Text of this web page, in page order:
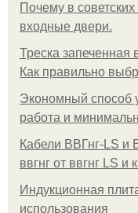
Почему в
входные двери.
Треска запеченная
Как правильно
Экономный способ
работа и
Кабели ВВГнг-LS и
ввгнг от ввгнг LS и
Индукционная
использования